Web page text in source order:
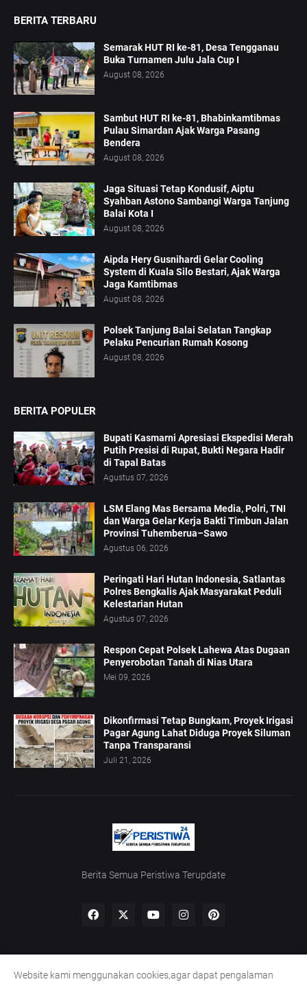
BERITA TERBARU
Semarak HUT RI ke-81, Desa Tengganau
Buka Turnamen Julu Jala Cup I
August 08, 2026
Sambut HUT RI ke-81, Bhabinkamtibmas
Pulau Simardan Ajak Warga Pasang
Bendera
August 08, 2026
Jaga Situasi Tetap Kondusif, Aiptu
Syahban Astono Sambangi Warga Tanjung
Balai Kota I
August 08, 2026
Aipda Hery Gusnihardi Gelar Cooling
System di Kuala Silo Bestari, Ajak Warga
Jaga Kamtibmas
August 08, 2026
Polsek Tanjung Balai Selatan Tangkap
Pelaku Pencurian Rumah Kosong
August 08, 2026
BERITA POPULER
Bupati Kasmarni Apresiasi Ekspedisi Merah
Putih Presisi di Rupat, Bukti Negara Hadir
di Tapal Batas
Agustus 07, 2026
LSM Elang Mas Bersama Media, Polri, TNI
dan Warga Gelar Kerja Bakti Timbun Jalan
Provinsi Tuhemberua–Sawo
Agustus 06, 2026
Peringati Hari Hutan Indonesia, Satlantas
Polres Bengkalis Ajak Masyarakat Peduli
Kelestarian Hutan
Agustus 07, 2026
Respon Cepat Polsek Lahewa Atas Dugaan
Penyerobotan Tanah di Nias Utara
Mei 09, 2026
Dikonfirmasi Tetap Bungkam, Proyek Irigasi
Pagar Agung Lahat Diduga Proyek Siluman
Tanpa Transparansi
Juli 21, 2026
Berita Semua Peristiwa Terupdate
Home Redaksi UU Pers Kode Etik Pedoman Siber
Website kami menggunakan cookies,agar dapat pengalaman